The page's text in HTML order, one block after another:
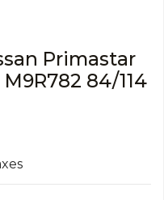
Primastar
84/114